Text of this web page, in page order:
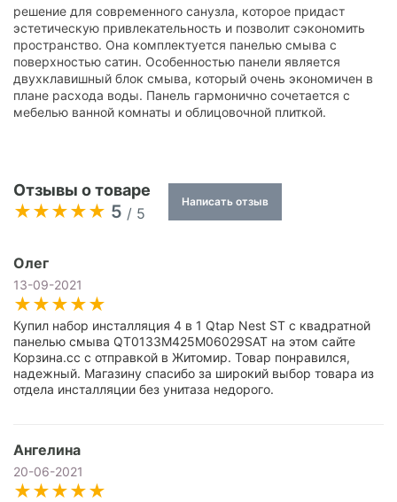
решение для современного санузла, которое придаст
эстетическую привлекательность и позволит сэкономить
пространство. Она комплектуется панелью смыва с
поверхностью сатин. Особенностью панели является
двухклавишный блок смыва, который очень экономичен в
плане расхода воды. Панель гармонично сочетается с
мебелью ванной комнаты и облицовочной плиткой.
Отзывы о товаре
5 / 5
Написать отзыв
Олег
13-09-2021
Купил набор инсталляция 4 в 1 Qtap Nest ST с квадратной
панелью смыва QT0133M425M06029SAT на этом сайте
Корзина.сс с отправкой в Житомир. Товар понравился,
надежный. Магазину спасибо за широкий выбор товара из
отдела инсталляции без унитаза недорого.
Ангелина
20-06-2021